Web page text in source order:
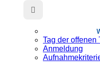
Tag der offenen
Anmeldung